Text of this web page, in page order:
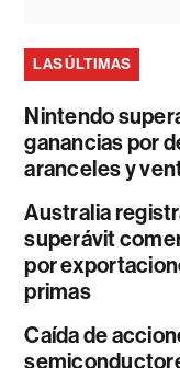
LAS ÚLTIMAS
Nintendo
ganancias por
aranceles y
Australia
superávit
por
primas
Caída de